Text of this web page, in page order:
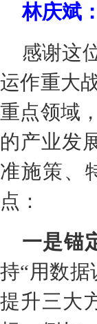
林庆斌：
感谢这
运作重大
重点领域
的产业发
准施策、
点：
一是锚
持“用数
提升三大